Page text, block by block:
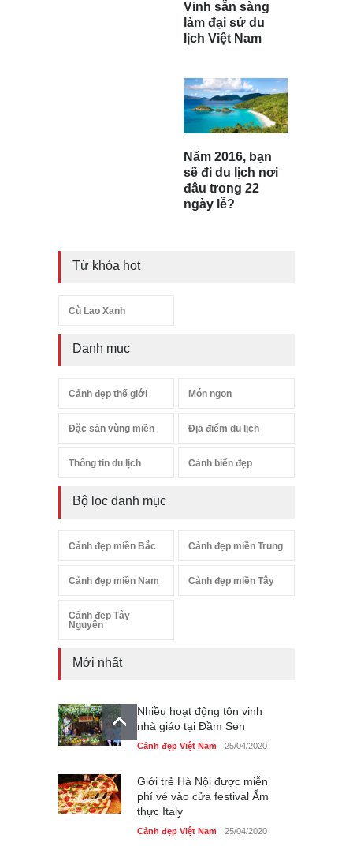
Vinh sẵn sàng
làm đại sứ du
lịch Việt Nam
Năm 2016, bạn
sẽ đi du lịch nơi
đâu trong 22
ngày lễ?
Từ khóa hot
Cù Lao Xanh
Danh mục
Cảnh đẹp thế giới Món ngon
Đặc sản vùng miền Địa điểm du lịch
Thông tin du lịch Cảnh biển đẹp
Bộ lọc danh mục
Cảnh đẹp miền Bắc Cảnh đẹp miền Trung
Cảnh đẹp miền Nam Cảnh đẹp miền Tây
Cảnh đẹp Tây
Nguyên
Mới nhất
Nhiều hoạt động tôn vinh
nhà giáo tại Đầm Sen
Cảnh đẹp Việt Nam 25/04/2020
Giới trẻ Hà Nội được miễn
phí vé vào cửa festival Ẩm
thực Italy
Cảnh đẹp Việt Nam 25/04/2020